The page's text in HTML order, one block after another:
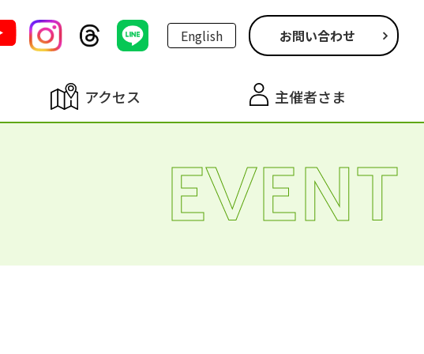
English お問い合わせ
アクセス 主催者さま
EVENT